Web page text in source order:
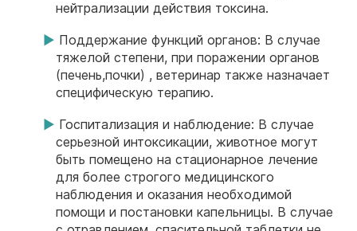
нейтрализации действия токсина.
Поддержание функций органов: В случае
тяжелой степени, при поражении органов
(печень,почки) , ветеринар также назначает
специфическую терапию.
Госпитализация и наблюдение: В случае
серьезной интоксикации, животное могут
быть помещено на стационарное лечение
для более строгого медицинского
наблюдения и оказания необходимой
помощи и постановки капельницы. В случае